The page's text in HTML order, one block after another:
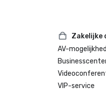
Zakelijke
AV-
VIP-service